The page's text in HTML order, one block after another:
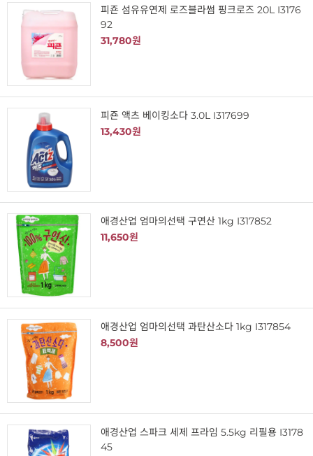
피죤 섬유유연제 로즈블라썸 핑크로즈 20L I3176
92
31,780원
피죤 액츠 베이킹소다 3.0L I317699
13,430원
애경산업 엄마의선택 구연산 1kg I317852
11,650원
애경산업 엄마의선택 과탄산소다 1kg I317854
8,500원
애경산업 스파크 세제 프라임 5.5kg 리필용 I3178
45